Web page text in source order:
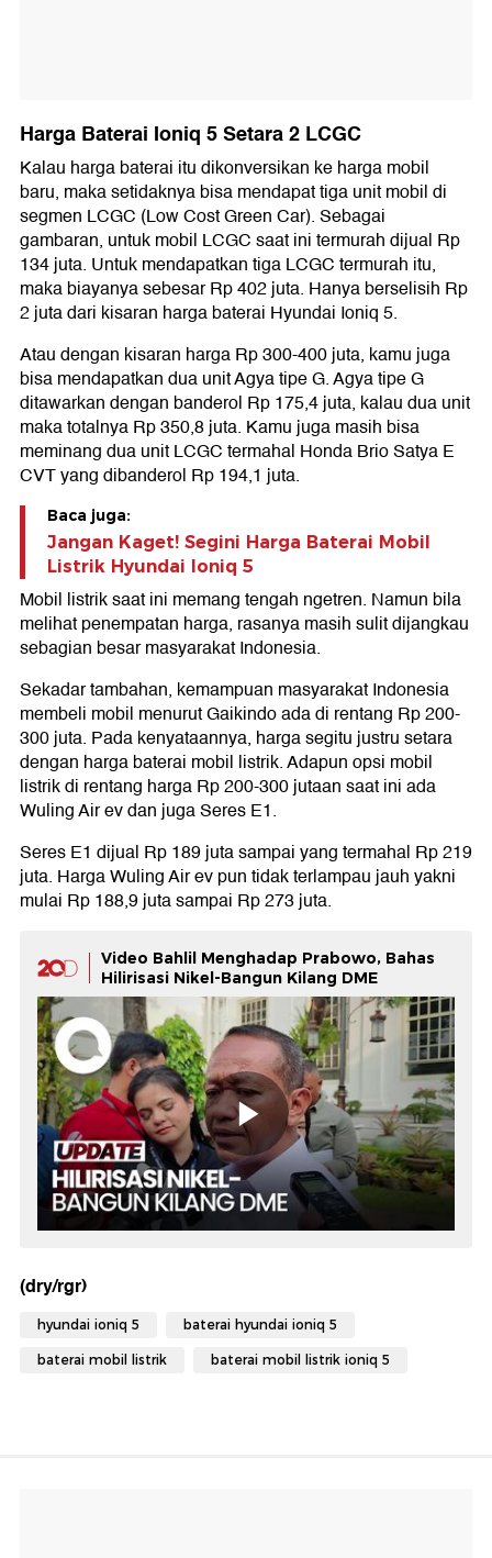
Harga Baterai Ioniq 5 Setara 2 LCGC
Kalau harga baterai itu dikonversikan ke harga mobil
baru, maka setidaknya bisa mendapat tiga unit mobil di
segmen LCGC (Low Cost Green Car). Sebagai
gambaran, untuk mobil LCGC saat ini termurah dijual Rp
134 juta. Untuk mendapatkan tiga LCGC termurah itu,
maka biayanya sebesar Rp 402 juta. Hanya berselisih Rp
2 juta dari kisaran harga baterai Hyundai Ioniq 5.
Atau dengan kisaran harga Rp 300-400 juta, kamu juga
bisa mendapatkan dua unit Agya tipe G. Agya tipe G
ditawarkan dengan banderol Rp 175,4 juta, kalau dua unit
maka totalnya Rp 350,8 juta. Kamu juga masih bisa
meminang dua unit LCGC termahal Honda Brio Satya E
CVT yang dibanderol Rp 194,1 juta.
Baca juga:
Jangan Kaget! Segini Harga Baterai Mobil
Listrik Hyundai Ioniq 5
Mobil listrik saat ini memang tengah ngetren. Namun bila
melihat penempatan harga, rasanya masih sulit dijangkau
sebagian besar masyarakat Indonesia.
Sekadar tambahan, kemampuan masyarakat Indonesia
membeli mobil menurut Gaikindo ada di rentang Rp 200-
300 juta. Pada kenyataannya, harga segitu justru setara
dengan harga baterai mobil listrik. Adapun opsi mobil
listrik di rentang harga Rp 200-300 jutaan saat ini ada
Wuling Air ev dan juga Seres E1.
Seres E1 dijual Rp 189 juta sampai yang termahal Rp 219
juta. Harga Wuling Air ev pun tidak terlampau jauh yakni
mulai Rp 188,9 juta sampai Rp 273 juta.
Video Bahlil Menghadap Prabowo, Bahas
Hilirisasi Nikel-Bangun Kilang DME
(dry/rgr)
hyundai ioniq 5 baterai hyundai ioniq 5
baterai mobil listrik baterai mobil listrik ioniq 5